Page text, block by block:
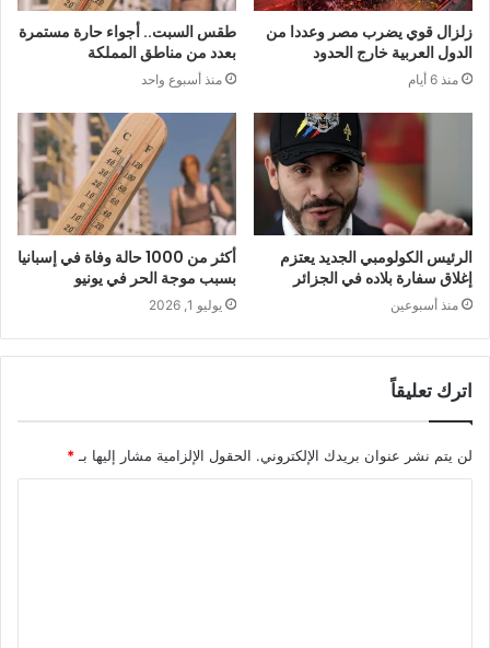
زلزال قوي يضرب مصر وعددا من
الدول العربية خارج الحدود
منذ 6 أيام
طقس السبت.. أجواء حارة مستمرة
بعدد من مناطق المملكة
منذ أسبوع واحد
الرئيس الكولومبي الجديد يعتزم
إغلاق سفارة بلاده في الجزائر
منذ أسبوعين
أكثر من 1000 حالة وفاة في إسبانيا
بسبب موجة الحر في يونيو
يوليو 1, 2026
اترك تعليقاً
لن يتم نشر عنوان بريدك الإلكتروني. الحقول الإلزامية مشار إليها بـ *